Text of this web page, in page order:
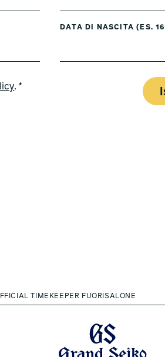
DATA DI NASCITA (ES.
. *
TIMEKEEPER FUORISALONE